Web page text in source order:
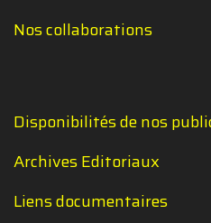
Nos collaborations
Disponibilités de nos
Archives Editoriaux
Liens documentaires